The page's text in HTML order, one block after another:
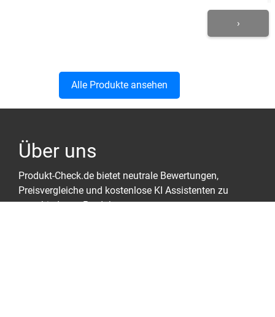
›
Alle Produkte ansehen
Über uns
Produkt-Check.de bietet neutrale Bewertungen,
Preisvergleiche und kostenlose KI Assistenten zu
verschiedenen Produkten.